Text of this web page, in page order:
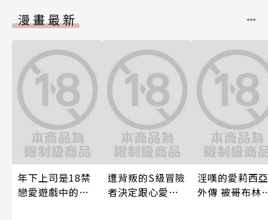
漫畫最新
年下上司是18禁
戀愛遊戲中的我
遭背叛的S級冒險
者決定跟心愛的
淫嘆的愛莉西亞
外傳 被哥布林